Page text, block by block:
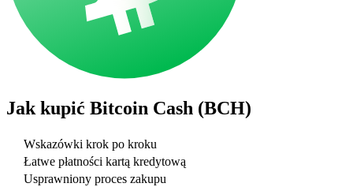
Jak kupić Bitcoin Cash (BCH)
Wskazówki krok po kroku
Łatwe płatności kartą kredytową
Usprawniony proces zakupu